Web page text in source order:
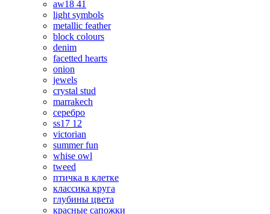
aw18 41
light symbols
metallic feather
block colours
denim
facetted hearts
onion
jewels
crystal stud
marrakech
серебро
ss17 12
victorian
summer fun
whise owl
tweed
птичка в клетке
классика круга
глубины цвета
красные сапожки